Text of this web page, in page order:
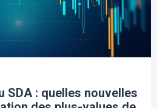
SDA : quelles nouvelles